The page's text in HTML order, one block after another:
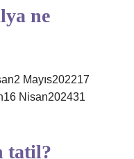
ne
Mayıs202217
Nisan202431
tatil?